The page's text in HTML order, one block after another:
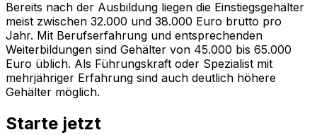
Bereits nach der Ausbildung liegen die Einstiegsgehälter
meist zwischen 32.000 und 38.000 Euro brutto pro
Jahr. Mit Berufserfahrung und entsprechenden
Weiterbildungen sind Gehälter von 45.000 bis 65.000
Euro üblich. Als Führungskraft oder Spezialist mit
mehrjähriger Erfahrung sind auch deutlich höhere
Gehälter möglich.
Starte jetzt